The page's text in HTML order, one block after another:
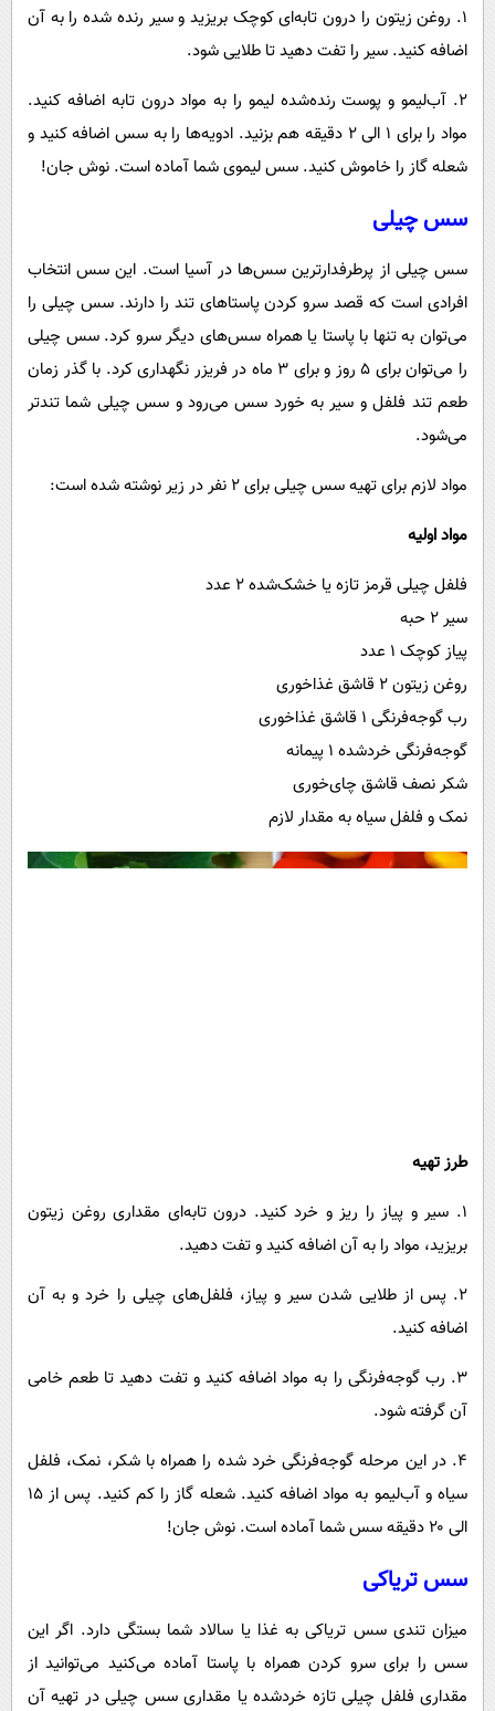
۱. روغن زیتون را درون تابه‌ای کوچک بریزید و سیر رنده شده را به آن
اضافه کنید. سیر را تفت دهید تا طلایی شود.
۲. آب‌لیمو و پوست رنده‌شده لیمو را به مواد درون تابه اضافه کنید.
مواد را برای ۱ الی ۲ دقیقه هم بزنید. ادویه‌ها را به سس اضافه کنید و
شعله گاز را خاموش کنید. سس لیموی شما آماده است. نوش جان!
سس چیلی
سس چیلی از پرطرفدارترین سس‌ها در آسیا است. این سس انتخاب
افرادی است که قصد سرو کردن پاستاهای تند را دارند. سس چیلی را
می‌توان به تنها با پاستا یا همراه سس‌های دیگر سرو کرد. سس چیلی
را می‌توان برای ۵ روز و برای ۳ ماه در فریزر نگهداری کرد. با گذر زمان
طعم تند فلفل و سیر به خورد سس می‌رود و سس چیلی شما تندتر
می‌شود.
مواد لازم برای تهیه سس چیلی برای ۲ نفر در زیر نوشته شده است:
مواد اولیه
فلفل چیلی قرمز تازه یا خشک‌شده ۲ عدد
سیر ۲ حبه
پیاز کوچک ۱ عدد
روغن زیتون ۲ قاشق غذاخوری
رب گوجه‌فرنگی ۱ قاشق غذاخوری
گوجه‌فرنگی خردشده ۱ پیمانه
شکر نصف قاشق چای‌خوری
نمک و فلفل سیاه به مقدار لازم
طرز تهیه
۱. سیر و پیاز را ریز و خرد کنید. درون تابه‌ای مقداری روغن زیتون
بریزید، مواد را به آن اضافه کنید و تفت دهید.
۲. پس از طلایی شدن سیر و پیاز، فلفل‌های چیلی را خرد و به آن
اضافه کنید.
۳. رب گوجه‌فرنگی را به مواد اضافه کنید و تفت دهید تا طعم خامی
آن گرفته شود.
۴. در این مرحله گوجه‌فرنگی خرد شده را همراه با شکر، نمک، فلفل
سیاه و آب‌لیمو به مواد اضافه کنید. شعله گاز را کم کنید. پس از ۱۵
الی ۲۰ دقیقه سس شما آماده است. نوش جان!
سس تریاکی
میزان تندی سس تریاکی به غذا یا سالاد شما بستگی دارد. اگر این
سس را برای سرو کردن همراه با پاستا آماده می‌کنید می‌توانید از
مقداری فلفل چیلی تازه خردشده یا مقداری سس چیلی در تهیه آن